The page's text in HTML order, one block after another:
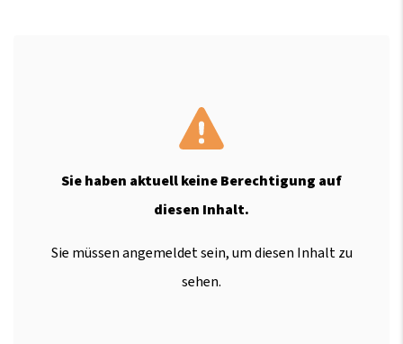
Sie haben aktuell keine Berechtigung auf
diesen Inhalt.
Sie müssen angemeldet sein, um diesen Inhalt zu
sehen.